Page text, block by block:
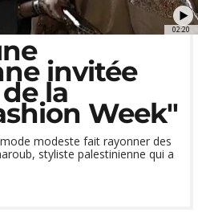
02:20
invitée
la
Week"
modeste fait rayonner des
styliste palestinienne qui a